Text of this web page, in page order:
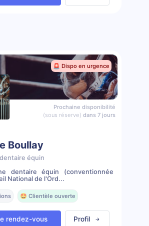
🚨 Dispo en urgence
Prochaine disponibilité
(sous réserve) dans 7 jours
Boullay
équin
dentaire équin (conventionnée
National de l'Ord...
🤩 Clientèle ouverte
rendez-vous Profil